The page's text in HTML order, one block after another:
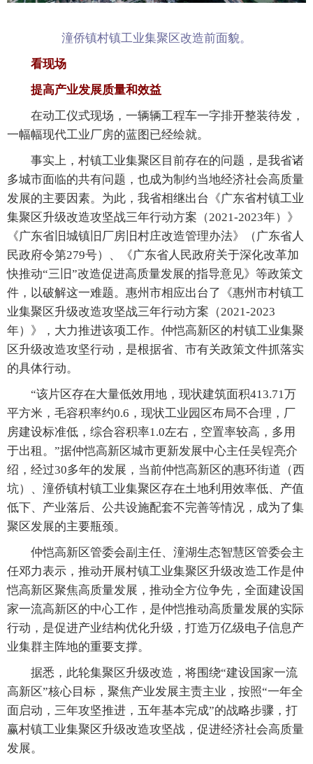
潼侨镇村镇工业集聚区改造前面貌。
看现场
提高产业发展质量和效益
在动工仪式现场，一辆辆工程车一字排开整装待发，
一幅幅现代工业厂房的蓝图已经绘就。
事实上，村镇工业集聚区目前存在的问题，是我省诸
多城市面临的共有问题，也成为制约当地经济社会高质量
发展的主要因素。为此，我省相继出台《广东省村镇工业
集聚区升级改造攻坚战三年行动方案（2021-2023年）》
《广东省旧城镇旧厂房旧村庄改造管理办法》（广东省人
民政府令第279号）、《广东省人民政府关于深化改革加
快推动“三旧”改造促进高质量发展的指导意见》等政策文
件，以破解这一难题。惠州市相应出台了《惠州市村镇工
业集聚区升级改造攻坚战三年行动方案（2021-2023
年）》，大力推进该项工作。仲恺高新区的村镇工业集聚
区升级改造攻坚行动，是根据省、市有关政策文件抓落实
的具体行动。
“该片区存在大量低效用地，现状建筑面积413.71万
平方米，毛容积率约0.6，现状工业园区布局不合理，厂
房建设标准低，综合容积率1.0左右，空置率较高，多用
于出租。”据仲恺高新区城市更新发展中心主任吴锃亮介
绍，经过30多年的发展，当前仲恺高新区的惠环街道（西
坑）、潼侨镇村镇工业集聚区存在土地利用效率低、产值
低下、产业落后、公共设施配套不完善等情况，成为了集
聚区发展的主要瓶颈。
仲恺高新区管委会副主任、潼湖生态智慧区管委会主
任邓力表示，推动开展村镇工业集聚区升级改造工作是仲
恺高新区聚焦高质量发展，推动全方位争先，全面建设国
家一流高新区的中心工作，是仲恺推动高质量发展的实际
行动，是促进产业结构优化升级，打造万亿级电子信息产
业集群主阵地的重要支撑。
据悉，此轮集聚区升级改造，将围绕“建设国家一流
高新区”核心目标，聚焦产业发展主责主业，按照“一年全
面启动，三年攻坚推进，五年基本完成”的战略步骤，打
赢村镇工业集聚区升级改造攻坚战，促进经济社会高质量
发展。